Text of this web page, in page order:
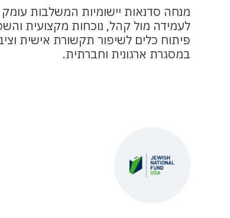
מנחה סדנאות יישומיות המשלבות
לעמידה מול קהל, נוכחות מקצועית
פיתוח כלים לשיפור תקשורת אישית
במסגרת ארגונית וחברתית.